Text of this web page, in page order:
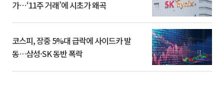
가⋯‘11주 거래’에 시초가 왜곡
코스피, 장중 5%대 급락에 사이드카 발
동…삼성·SK 동반 폭락